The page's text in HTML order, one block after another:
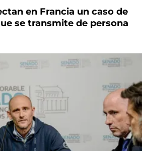
en Francia un caso de
se transmite de persona